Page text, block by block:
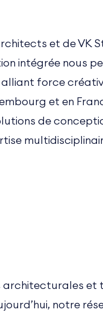
et de VK
intégrée nous
force
et en
de
architecturales
notre